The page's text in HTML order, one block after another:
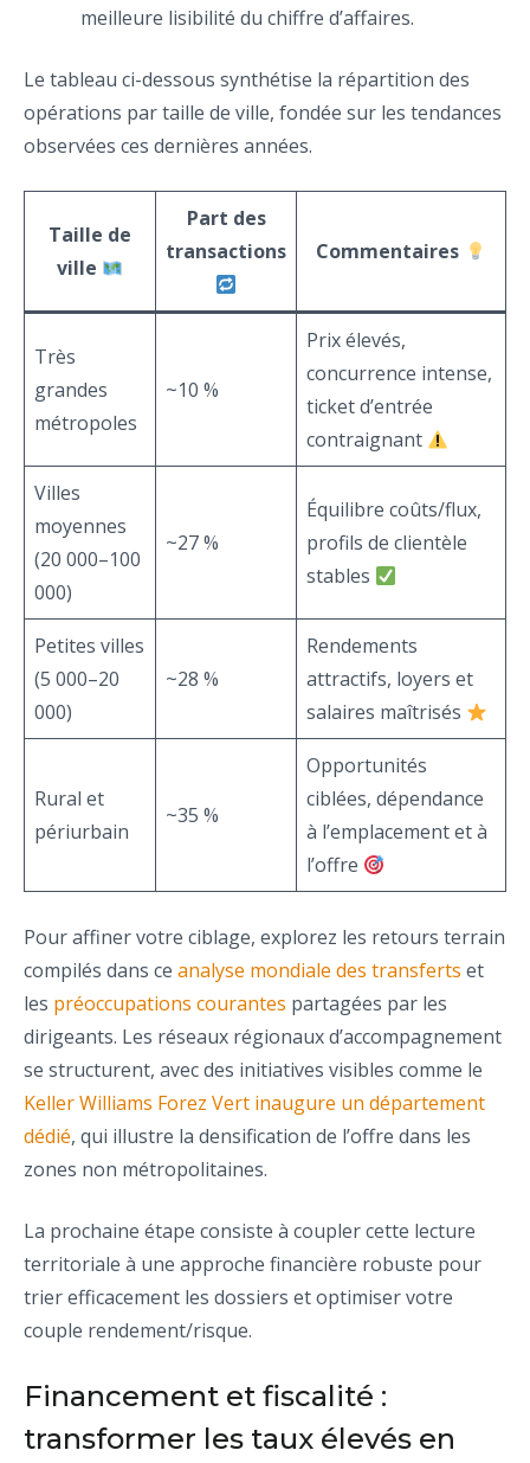
meilleure lisibilité du chiffre d’affaires.
Le tableau ci-dessous synthétise la répartition des
opérations par taille de ville, fondée sur les tendances
observées ces dernières années.
Taille de
ville
Part des
transactions
Commentaires
Très
grandes
métropoles
~10 %
Prix élevés,
concurrence intense,
ticket d’entrée
contraignant
Villes
moyennes
(20 000–100
000)
~27 %
Équilibre coûts/flux,
profils de clientèle
stables
Petites villes
(5 000–20
000)
~28 %
Rendements
attractifs, loyers et
salaires maîtrisés
Rural et
périurbain
~35 %
Opportunités
ciblées, dépendance
à l’emplacement et à
l’offre
Pour affiner votre ciblage, explorez les retours terrain
compilés dans ce analyse mondiale des transferts et
les préoccupations courantes partagées par les
dirigeants. Les réseaux régionaux d’accompagnement
se structurent, avec des initiatives visibles comme le
Keller Williams Forez Vert inaugure un département
dédié, qui illustre la densification de l’offre dans les
zones non métropolitaines.
La prochaine étape consiste à coupler cette lecture
territoriale à une approche financière robuste pour
trier efficacement les dossiers et optimiser votre
couple rendement/risque.
Financement et fiscalité :
transformer les taux élevés en